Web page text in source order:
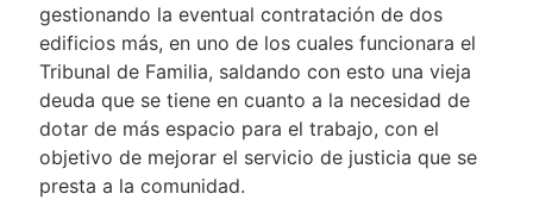
gestionando la eventual contratación de dos
edificios más, en uno de los cuales funcionara el
Tribunal de Familia, saldando con esto una vieja
deuda que se tiene en cuanto a la necesidad de
dotar de más espacio para el trabajo, con el
objetivo de mejorar el servicio de justicia que se
presta a la comunidad.